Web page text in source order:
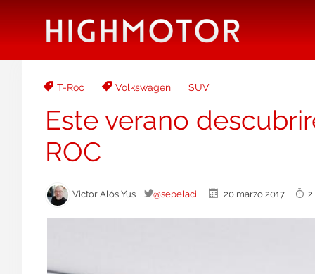
T-Roc Volkswagen SUV
Este verano
ROC
Victor Alós Yus @sepelaci 20 marzo 2017 2